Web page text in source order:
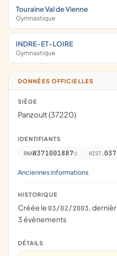
Touraine Val de Vienne
Gymnastique
INDRE-ET-LOIRE
Gymnastique
DONNÉES OFFICIELLES
SIÈGE
Panzoult (37220)
IDENTIFIANTS
RNAW371001887 HIST.
Anciennes informations
HISTORIQUE
Créée le 03/02/2003,
3 évènements
DÉTAILS